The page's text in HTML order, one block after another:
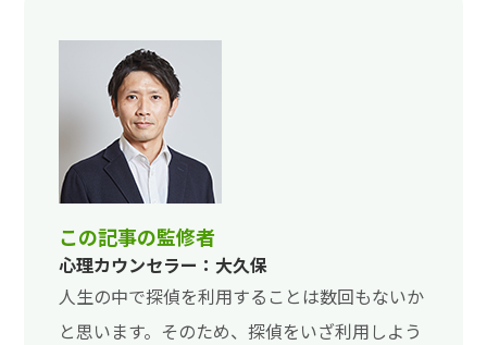
この記事の監修者
心理カウンセラー：大久保
人生の中で探偵を利用することは数回もないか
と思います。そのため、探偵をいざ利用しよう